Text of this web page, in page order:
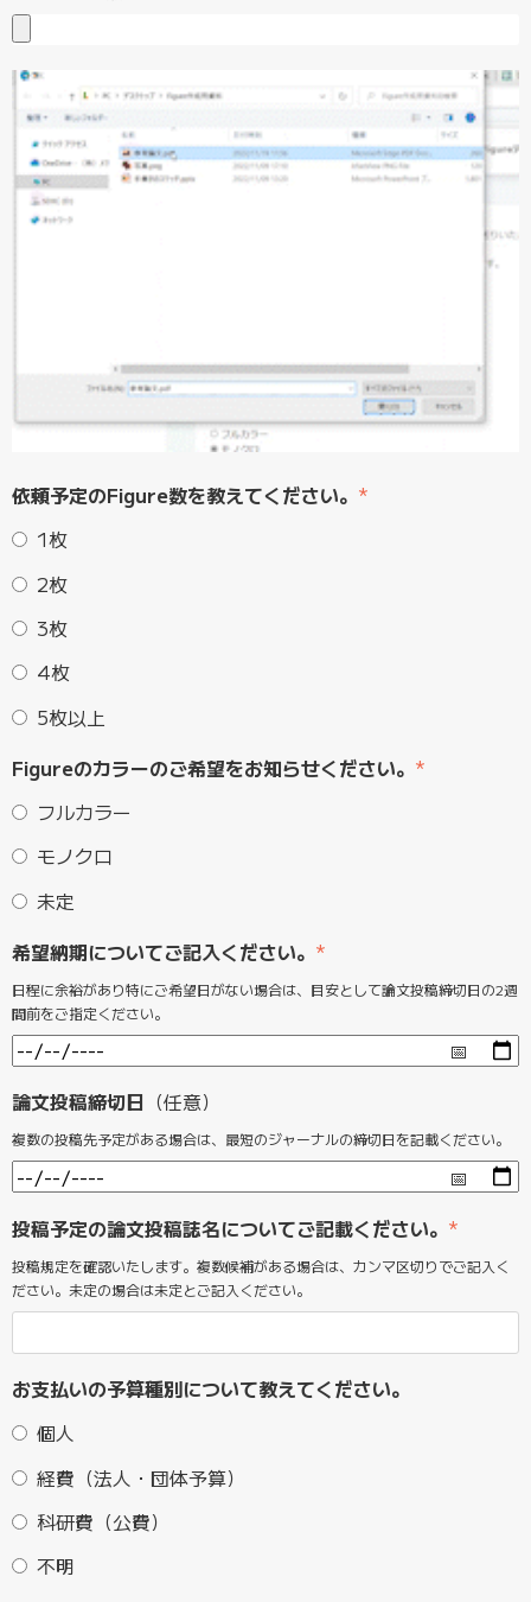
依頼予定のFigure数を教えてください。 *
1枚
2枚
3枚
4枚
5枚以上
Figureのカラーのご希望をお知らせください。 *
フルカラー
モノクロ
未定
希望納期についてご記入ください。 *
日程に余裕があり特にご希望日がない場合は、目安として論文投稿締切日の2週
間前をご指定ください。
論文投稿締切日 （任意）
複数の投稿先予定がある場合は、最短のジャーナルの締切日を記載ください。
投稿予定の論文投稿誌名についてご記載ください。 *
投稿規定を確認いたします。複数候補がある場合は、カンマ区切りでご記入く
ださい。未定の場合は未定とご記入ください。
お支払いの予算種別について教えてください。
個人
経費（法人・団体予算）
科研費（公費）
不明